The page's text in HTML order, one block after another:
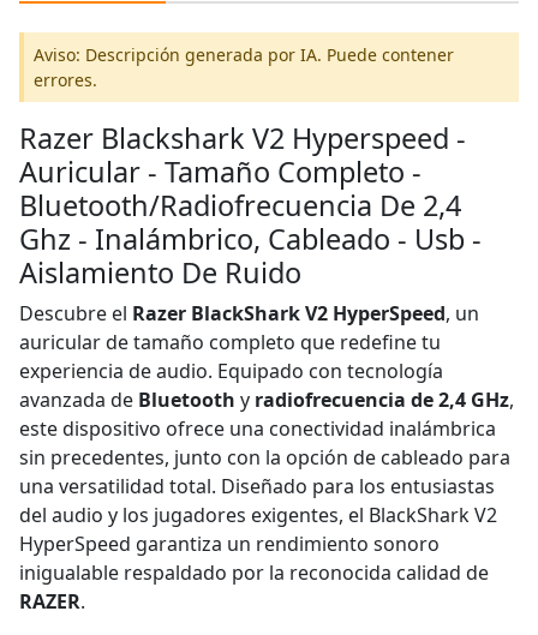
Aviso: Descripción generada por IA. Puede contener
errores.
Razer Blackshark V2 Hyperspeed -
Auricular - Tamaño Completo -
Bluetooth/Radiofrecuencia De 2,4
Ghz - Inalámbrico, Cableado - Usb -
Aislamiento De Ruido
Descubre el Razer BlackShark V2 HyperSpeed, un
auricular de tamaño completo que redefine tu
experiencia de audio. Equipado con tecnología
avanzada de Bluetooth y radiofrecuencia de 2,4 GHz,
este dispositivo ofrece una conectividad inalámbrica
sin precedentes, junto con la opción de cableado para
una versatilidad total. Diseñado para los entusiastas
del audio y los jugadores exigentes, el BlackShark V2
HyperSpeed garantiza un rendimiento sonoro
inigualable respaldado por la reconocida calidad de
RAZER.